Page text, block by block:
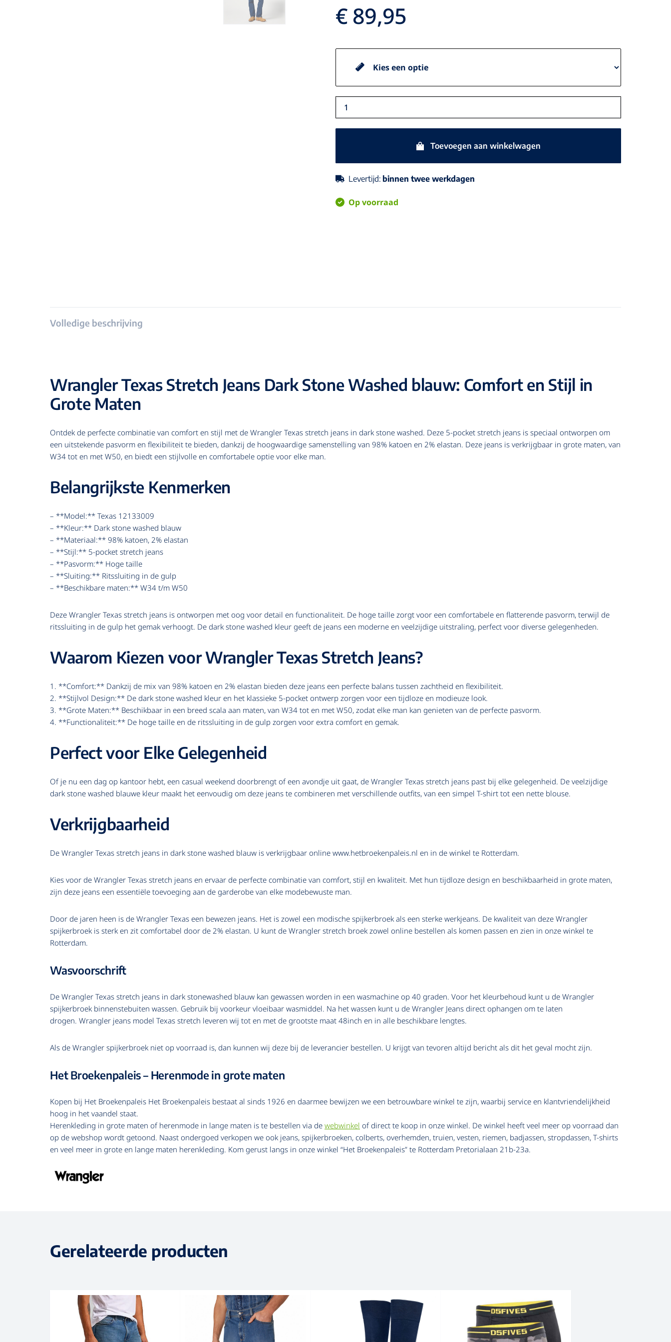
€ 89,95
Wrangler
model
jeans
Toevoegen aan winkelwagen
Levertijd: binnen twee werkdagen
Op voorraad
Volledige beschrijving
Wrangler Texas Stretch Jeans Dark Stone Washed blauw: Comfort en Stijl in
Grote Maten
Ontdek de perfecte combinatie van comfort en stijl met de Wrangler Texas stretch jeans in dark stone washed. Deze 5-pocket stretch jeans is speciaal ontworpen om
een uitstekende pasvorm en flexibiliteit te bieden, dankzij de hoogwaardige samenstelling van 98% katoen en 2% elastan. Deze jeans is verkrijgbaar in grote maten, van
W34 tot en met W50, en biedt een stijlvolle en comfortabele optie voor elke man.
Belangrijkste Kenmerken
– **Model:** Texas 12133009
– **Kleur:** Dark stone washed blauw
– **Materiaal:** 98% katoen, 2% elastan
– **Stijl:** 5-pocket stretch jeans
– **Pasvorm:** Hoge taille
– **Sluiting:** Ritssluiting in de gulp
– **Beschikbare maten:** W34 t/m W50
Deze Wrangler Texas stretch jeans is ontworpen met oog voor detail en functionaliteit. De hoge taille zorgt voor een comfortabele en flatterende pasvorm, terwijl de
ritssluiting in de gulp het gemak verhoogt. De dark stone washed kleur geeft de jeans een moderne en veelzijdige uitstraling, perfect voor diverse gelegenheden.
Waarom Kiezen voor Wrangler Texas Stretch Jeans?
1. **Comfort:** Dankzij de mix van 98% katoen en 2% elastan bieden deze jeans een perfecte balans tussen zachtheid en flexibiliteit.
2. **Stijlvol Design:** De dark stone washed kleur en het klassieke 5-pocket ontwerp zorgen voor een tijdloze en modieuze look.
3. **Grote Maten:** Beschikbaar in een breed scala aan maten, van W34 tot en met W50, zodat elke man kan genieten van de perfecte pasvorm.
4. **Functionaliteit:** De hoge taille en de ritssluiting in de gulp zorgen voor extra comfort en gemak.
Perfect voor Elke Gelegenheid
Of je nu een dag op kantoor hebt, een casual weekend doorbrengt of een avondje uit gaat, de Wrangler Texas stretch jeans past bij elke gelegenheid. De veelzijdige
dark stone washed blauwe kleur maakt het eenvoudig om deze jeans te combineren met verschillende outfits, van een simpel T-shirt tot een nette blouse.
Verkrijgbaarheid
De Wrangler Texas stretch jeans in dark stone washed blauw is verkrijgbaar online www.hetbroekenpaleis.nl en in de winkel te Rotterdam.
Kies voor de Wrangler Texas stretch jeans en ervaar de perfecte combinatie van comfort, stijl en kwaliteit. Met hun tijdloze design en beschikbaarheid in grote maten,
zijn deze jeans een essentiële toevoeging aan de garderobe van elke modebewuste man.
Door de jaren heen is de Wrangler Texas een bewezen jeans. Het is zowel een modische spijkerbroek als een sterke werkjeans. De kwaliteit van deze Wrangler
spijkerbroek is sterk en zit comfortabel door de 2% elastan. U kunt de Wrangler stretch broek zowel online bestellen als komen passen en zien in onze winkel te
Rotterdam.
Wasvoorschrift
De Wrangler Texas stretch jeans in dark stonewashed blauw kan gewassen worden in een wasmachine op 40 graden. Voor het kleurbehoud kunt u de Wrangler
spijkerbroek binnenstebuiten wassen. Gebruik bij voorkeur vloeibaar wasmiddel. Na het wassen kunt u de Wrangler Jeans direct ophangen om te laten
drogen. Wrangler jeans model Texas stretch leveren wij tot en met de grootste maat 48inch en in alle beschikbare lengtes.
Als de Wrangler spijkerbroek niet op voorraad is, dan kunnen wij deze bij de leverancier bestellen. U krijgt van tevoren altijd bericht als dit het geval mocht zijn.
Het Broekenpaleis – Herenmode in grote maten
Kopen bij Het Broekenpaleis Het Broekenpaleis bestaat al sinds 1926 en daarmee bewijzen we een betrouwbare winkel te zijn, waarbij service en klantvriendelijkheid
hoog in het vaandel staat.
Herenkleding in grote maten of herenmode in lange maten is te bestellen via de webwinkel of direct te koop in onze winkel. De winkel heeft veel meer op voorraad dan
op de webshop wordt getoond. Naast ondergoed verkopen we ook jeans, spijkerbroeken, colberts, overhemden, truien, vesten, riemen, badjassen, stropdassen, T-shirts
en veel meer in grote en lange maten herenkleding. Kom gerust langs in onze winkel “Het Broekenpaleis” te Rotterdam Pretorialaan 21b-23a.
Gerelateerde producten